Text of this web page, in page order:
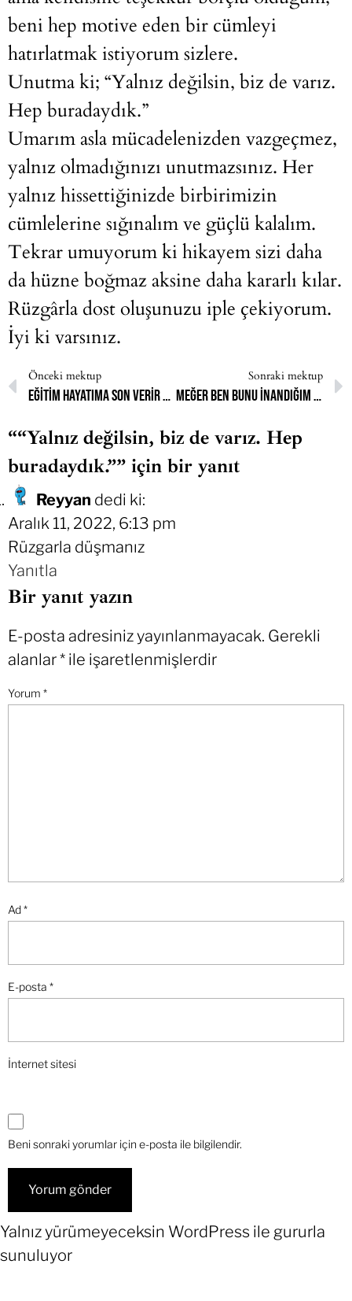
beni hep motive eden bir cümleyi
hatırlatmak istiyorum sizlere.
Unutma ki; “Yalnız değilsin, biz de varız.
Hep buradaydık.”
Umarım asla mücadelenizden vazgeçmez,
yalnız olmadığınızı unutmazsınız. Her
yalnız hissettiğinizde birbirimizin
cümlelerine sığınalım ve güçlü kalalım.
Tekrar umuyorum ki hikayem sizi daha
da hüzne boğmaz aksine daha kararlı kılar.
Rüzgârla dost oluşunuzu iple çekiyorum.
İyi ki varsınız.
Önceki mektup
Eğitim hayatıma son verir mi bilmiyorum ama beni hep böyle korkuttu
Sonraki mektup
Meğer ben bunu inandığım için değil de ailem istediği için ve kombin yapmak hoşuma gittiği için yapıyormuşum
““Yalnız değilsin, biz de varız. Hep
buradaydık.”” için bir yanıt
Reyyan dedi ki:
Aralık 11, 2022, 6:13 pm
Rüzgarla düşmanız
Yanıtla
Bir yanıt yazın
E-posta adresiniz yayınlanmayacak. Gerekli
alanlar* ile işaretlenmişlerdir
Yorum *
Ad*
E-posta *
İnternet sitesi
Beni sonraki yorumlar için e-posta ile bilgilendir.
Yalnız yürümeyeceksin WordPress ile gururla
sunuluyor